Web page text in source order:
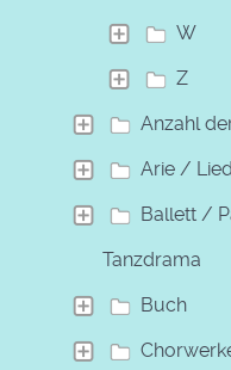
W
Z
Anzahl
Arie /
Ballett /
Tanzdrama
Buch